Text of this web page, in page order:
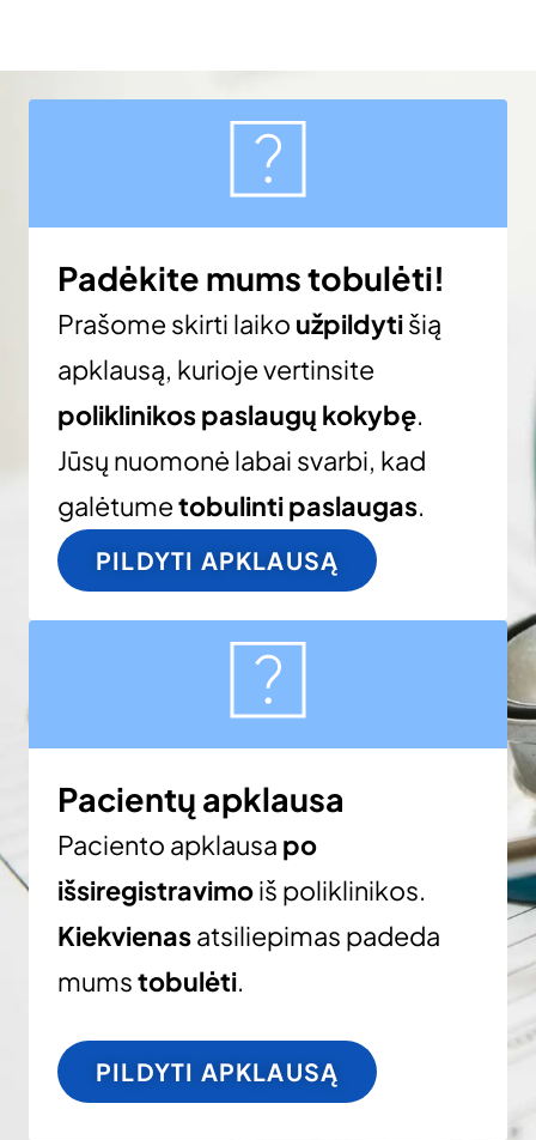
Padėkite mums tobulėti!
Prašome skirti laiko užpildytišią
apklausą, kurioje vertinsite
poliklinikos paslaugų kokybę.
Jūsų nuomonė labai svarbi, kad
galėtumetobulinti paslaugas.
PILDYTI APKLAUSĄ
Pacientų apklausa
Paciento apklausa po
išsiregistravimoiš poliklinikos.
Kiekvienasatsiliepimas padeda
mumstobulėti.
PILDYTI APKLAUSĄ